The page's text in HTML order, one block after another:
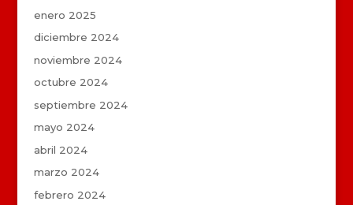
enero 2025
diciembre 2024
noviembre 2024
octubre 2024
septiembre 2024
mayo 2024
abril 2024
marzo 2024
febrero 2024